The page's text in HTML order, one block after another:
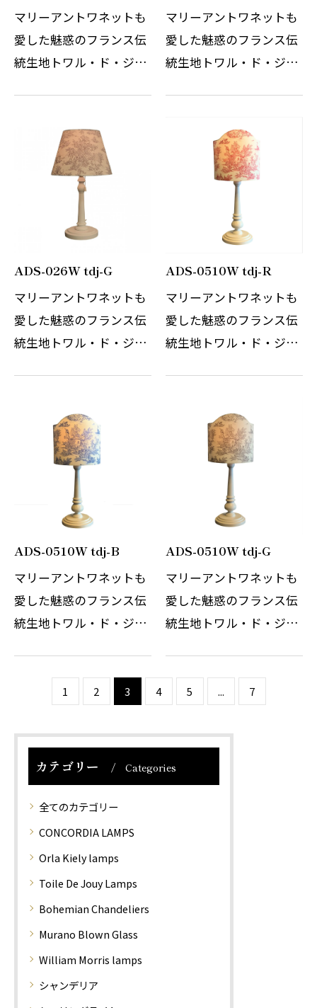
マリーアントワネットも
愛した魅惑のフランス伝
統生地トワル・ド・ジュ
を使用したオリジナルの
テーブルスタンドです。
単色のコットンプリント
にて描かれる…
マリーアントワネットも
愛した魅惑のフランス伝
統生地トワル・ド・ジュ
を使用したオリジナルの
テーブルスタンドです。
単色のコットンプリント
にて描かれる…
ADS-026W tdj-G
マリーアントワネットも
愛した魅惑のフランス伝
統生地トワル・ド・ジュ
を使用したオリジナルの
テーブルスタンドです。
単色のコットンプリント
にて描かれる…
ADS-0510W tdj-R
マリーアントワネットも
愛した魅惑のフランス伝
統生地トワル・ド・ジュ
を使用したオリジナルの
テーブルスタンドです。
単色のコットンプリント
にて描かれる…
ADS-0510W tdj-B
マリーアントワネットも
愛した魅惑のフランス伝
統生地トワル・ド・ジュ
を使用したオリジナルの
単色のコットンプリント
にて描かれる…
ADS-0510W tdj-G
マリーアントワネットも
愛した魅惑のフランス伝
統生地トワル・ド・ジュ
を使用したオリジナルの
単色のコットンプリント
1 2 3 4 5 ... 7
カテゴリー Categories
全てのカテゴリー
CONCORDIA LAMPS
Orla Kiely lamps
Toile De Jouy Lamps
Bohemian Chandeliers
Murano Blown Glass
William Morris lamps
シャンデリア